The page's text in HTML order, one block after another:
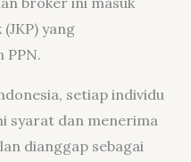
yang
PPN.
setiap individu
syarat dan menerima
dianggap sebagai